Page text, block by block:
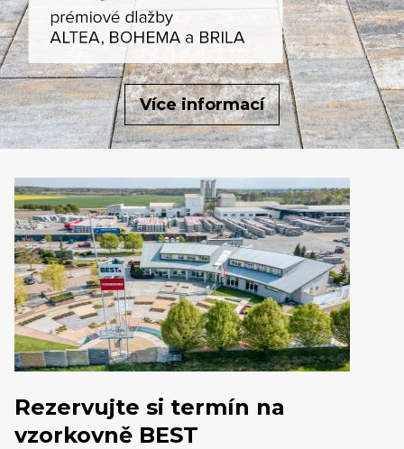
Více informací
Rezervujte si termín na
vzorkovně BEST